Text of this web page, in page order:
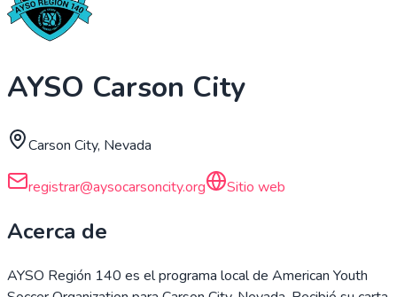
AYSO Carson City
Carson City, Nevada
registrar@aysocarsoncity.org Sitio web
Acerca de
AYSO Región 140 es el programa local de American Youth